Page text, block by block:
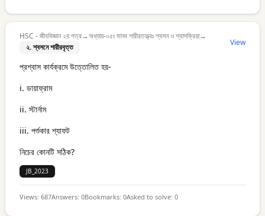
HSC - জীববিজ্ঞান ২য় পত্র→অধ্যায়-০৫ঃ মানব শারীরতত্ত্বঃ শ্বসন ও শ্বাসক্রিয়া→
২. শ্বসনে শারীরবৃত্ত
View
প্রশ্বাস কার্যক্রমে উত্তোলিত হয়-
i. ডায়াফ্রাম
ii. স্টার্নাম
iii. পর্শুকার শ্যাফট
নিচের কোনটি সঠিক?
JB_2023
Views: 687Answers: 0Bookmarks: 0Asked to solve: 0